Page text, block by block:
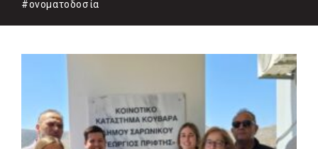
#ονοματοδοσία